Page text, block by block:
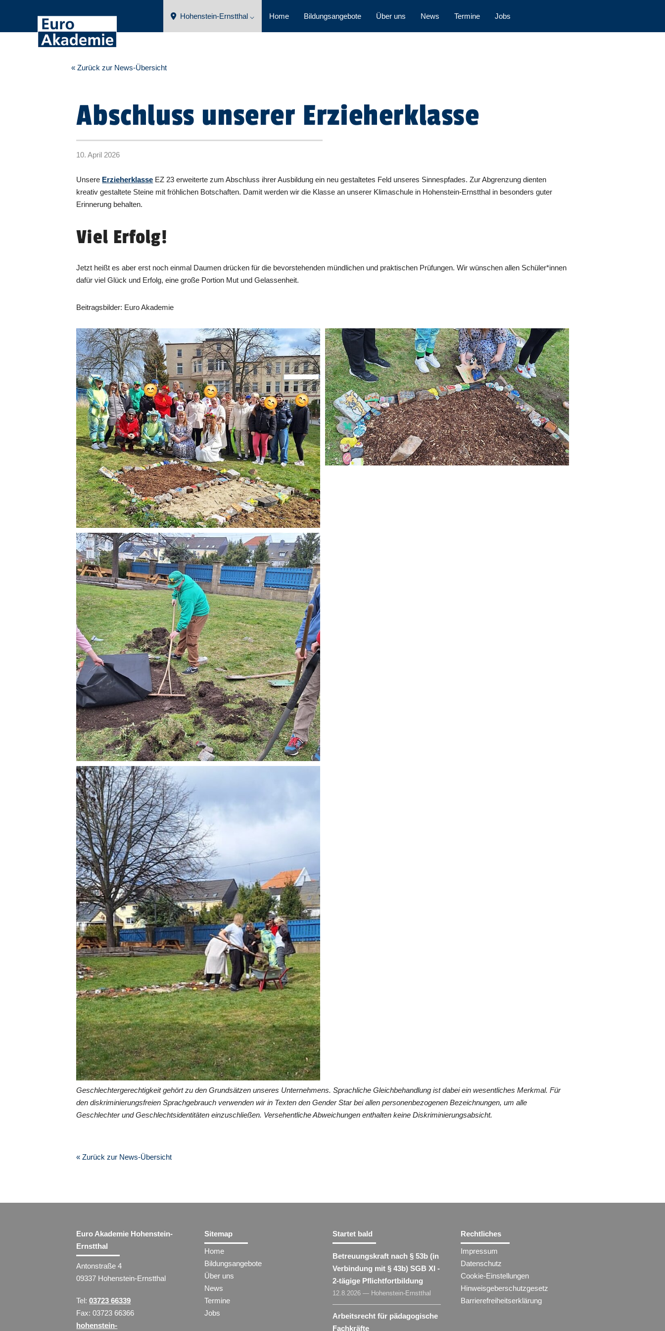
Hohenstein-Ernstthal ⌵ Home Bildungsangebote Über uns News Termine Jobs
« Zurück zur News-Übersicht
Abschluss unserer Erzieherklasse
10. April 2026
Unsere Erzieherklasse EZ 23 erweiterte zum Abschluss ihrer Ausbildung ein neu gestaltetes Feld unseres Sinnespfades. Zur Abgrenzung dienten
kreativ gestaltete Steine mit fröhlichen Botschaften. Damit werden wir die Klasse an unserer Klimaschule in Hohenstein-Ernstthal in besonders guter
Erinnerung behalten.
Viel Erfolg!
Jetzt heißt es aber erst noch einmal Daumen drücken für die bevorstehenden mündlichen und praktischen Prüfungen. Wir wünschen allen Schüler*innen
dafür viel Glück und Erfolg, eine große Portion Mut und Gelassenheit.
Beitragsbilder: Euro Akademie
Geschlechtergerechtigkeit gehört zu den Grundsätzen unseres Unternehmens. Sprachliche Gleichbehandlung ist dabei ein wesentliches Merkmal. Für
den diskriminierungsfreien Sprachgebrauch verwenden wir in Texten den Gender Star bei allen personenbezogenen Bezeichnungen, um alle
Geschlechter und Geschlechtsidentitäten einzuschließen. Versehentliche Abweichungen enthalten keine Diskriminierungsabsicht.
« Zurück zur News-Übersicht
Euro Akademie Hohenstein-
Ernstthal
Antonstraße 4
09337 Hohenstein-Ernstthal
Tel:03723 66339
Fax: 03723 66366
hohenstein-
Sitemap
Home
Bildungsangebote
Über uns
News
Termine
Jobs
Startet bald
Betreuungskraft nach § 53b (in
Verbindung mit § 43b) SGB XI -
2-tägige Pflichtfortbildung
12.8.2026 — Hohenstein-Ernstthal
Arbeitsrecht für pädagogische
Fachkräfte
Rechtliches
Impressum
Datenschutz
Cookie-Einstellungen
Hinweisgeberschutzgesetz
Barrierefreiheitserklärung